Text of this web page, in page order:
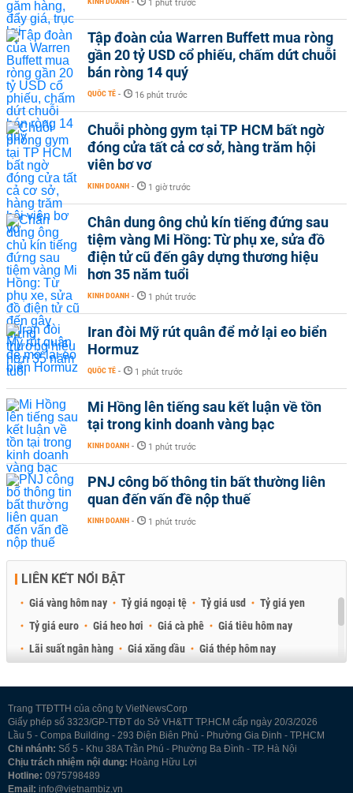
1 phút trước
Tập đoàn của Warren Buffett mua ròng
gần 20 tỷ USD cổ phiếu, chấm dứt chuỗi
bán ròng 14 quý
QUỐC TẾ - 16 phút trước
Chuỗi phòng gym tại TP HCM bất ngờ
đóng cửa tất cả cơ sở, hàng trăm hội
viên bơ vơ
KINH DOANH - 1 giờ trước
Chân dung ông chủ kín tiếng đứng sau
tiệm vàng Mi Hồng: Từ phụ xe, sửa đồ
điện tử cũ đến gây dựng thương hiệu
hơn 35 năm tuổi
KINH DOANH - 1 phút trước
Iran đòi Mỹ rút quân để mở lại eo biển
Hormuz
QUỐC TẾ - 1 phút trước
Mi Hồng lên tiếng sau kết luận về tồn
tại trong kinh doanh vàng bạc
KINH DOANH - 1 phút trước
PNJ công bố thông tin bất thường liên
quan đến vấn đề nộp thuế
KINH DOANH - 1 phút trước
LIÊN KẾT NỔI BẬT
Giá vàng hôm nay Tỷ giá ngoại tệ Tỷ giá usd
Tỷ giá yen
Tỷ giá euro
Giá heo hơi Giá cà phê
Giá tiêu hôm nay
Lãi suất ngân hàng
Giá xăng dầu
Giá thép hôm nay
Trang TTĐTTH của công ty VietNewsCorp
Giấy phép số 3323/GP-TTĐT do Sở VH&TT TP.HCM cấp ngày 20/3/2026
Lầu 5 - Compa Building - 293 Điện Biên Phủ - Phường Gia Định - TP.HCM
Chi nhánh: Số 5 - Khu 38A Trần Phú - Phường Ba Đình - TP. Hà Nội
Chịu trách nhiệm nội dung: Hoàng Hữu Lợi
Hotline: 0975798489
Email: info@vietnambiz.vn